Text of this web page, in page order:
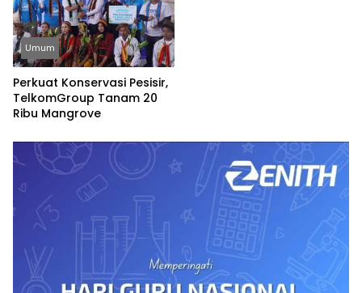
Umum
Perkuat Konservasi Pesisir,
TelkomGroup Tanam 20
Ribu Mangrove